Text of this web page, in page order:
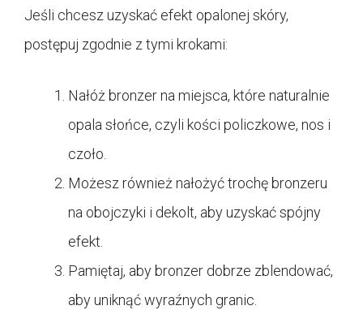
Jeśli chcesz uzyskać efekt opalonej skóry,
postępuj zgodnie z tymi krokami:
Nałóż bronzer na miejsca, które naturalnie
opala słońce, czyli kości policzkowe, nos i
czoło.
Możesz również nałożyć trochę bronzeru
na obojczyki i dekolt, aby uzyskać spójny
efekt.
Pamiętaj, aby bronzer dobrze zblendować,
aby uniknąć wyraźnych granic.